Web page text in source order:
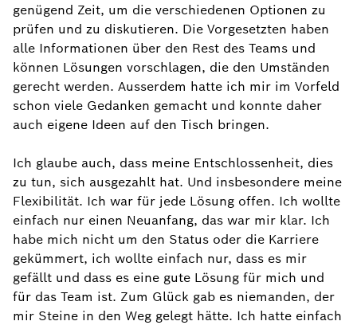
genügend Zeit, um die verschiedenen Optionen zu
prüfen und zu diskutieren. Die Vorgesetzten haben
alle Informationen über den Rest des Teams und
können Lösungen vorschlagen, die den Umständen
gerecht werden. Ausserdem hatte ich mir im Vorfeld
schon viele Gedanken gemacht und konnte daher
auch eigene Ideen auf den Tisch bringen.
Ich glaube auch, dass meine Entschlossenheit, dies
zu tun, sich ausgezahlt hat. Und insbesondere meine
Flexibilität. Ich war für jede Lösung offen. Ich wollte
einfach nur einen Neuanfang, das war mir klar. Ich
habe mich nicht um den Status oder die Karriere
gekümmert, ich wollte einfach nur, dass es mir
gefällt und dass es eine gute Lösung für mich und
für das Team ist. Zum Glück gab es niemanden, der
mir Steine in den Weg gelegt hätte. Ich hatte einfach